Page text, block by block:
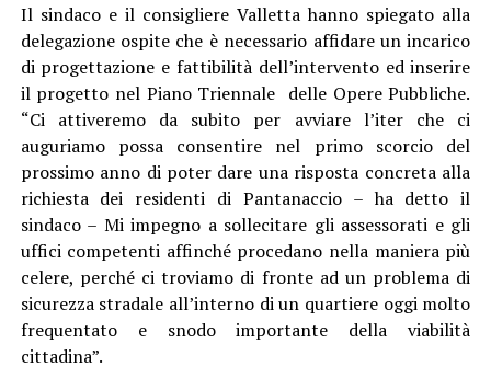
Il sindaco e il consigliere Valletta hanno spiegato alla
delegazione ospite che è necessario affidare un incarico
di progettazione e fattibilità dell’intervento ed inserire
il progetto nel Piano Triennale delle Opere Pubbliche.
“Ci attiveremo da subito per avviare l’iter che ci
auguriamo possa consentire nel primo scorcio del
prossimo anno di poter dare una risposta concreta alla
richiesta dei residenti di Pantanaccio – ha detto il
sindaco – Mi impegno a sollecitare gli assessorati e gli
uffici competenti affinché procedano nella maniera più
celere, perché ci troviamo di fronte ad un problema di
sicurezza stradale all’interno di un quartiere oggi molto
frequentato e snodo importante della viabilità
cittadina”.